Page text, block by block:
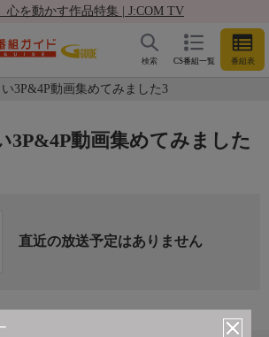
心を動かす作品特集 | J:COM TV
CS番組一覧 番組表
検索
3P&4P動画集めてみました3
3P&4P動画集めてみました
直近の放送予定はありません